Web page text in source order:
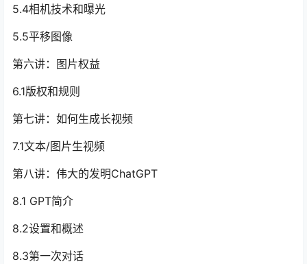
5.4相机技术和曝光
5.5平移图像
第六讲：图片权益
6.1版权和规则
第七讲：如何生成长视频
7.1文本/图片生视频
第八讲：伟大的发明ChatGPT
8.1 GPT简介
8.2设置和概述
8.3第一次对话